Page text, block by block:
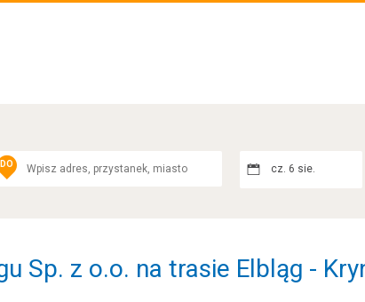
DO cz. 6 sie.
Sp. z o.o. na trasie Elbląg -